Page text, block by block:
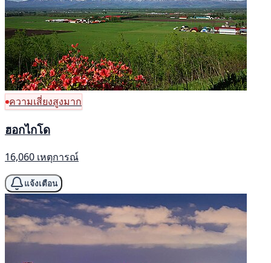
ความเสี่ยงสูงมาก
ฮอกไกโด
16,060 เหตุการณ์
แจ้งเตือน